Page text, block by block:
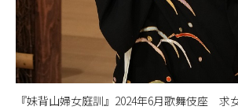
『妹背山婦女庭訓』2024年6月歌舞伎座 求